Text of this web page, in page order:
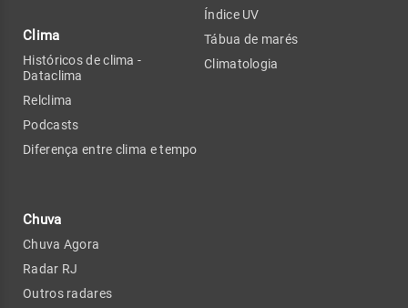
Clima
Históricos de clima -
Dataclima
Relclima
Podcasts
Diferença entre clima e tempo
Chuva
Chuva Agora
Radar RJ
Outros radares
Índice UV
Tábua de marés
Climatologia